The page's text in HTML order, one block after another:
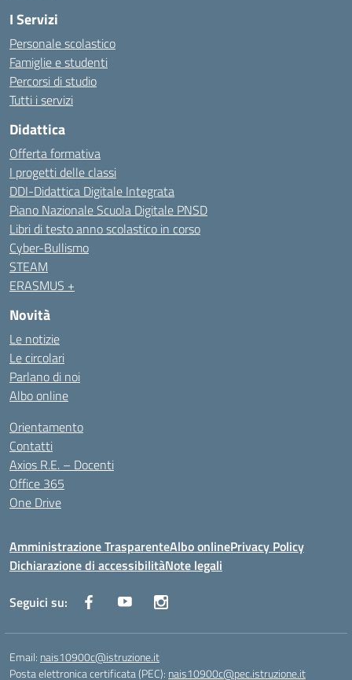
I Servizi
Personale scolastico
Famiglie e studenti
Percorsi di studio
Tutti i servizi
Didattica
Offerta formativa
I progetti delle classi
DDI-Didattica Digitale Integrata
Piano Nazionale Scuola Digitale PNSD
Libri di testo anno scolastico in corso
Cyber-Bullismo
STEAM
ERASMUS +
Novità
Le notizie
Le circolari
Parlano di noi
Albo online
Orientamento
Contatti
Axios R.E. – Docenti
Office 365
One Drive
Amministrazione TrasparenteAlbo onlinePrivacy Policy
Dichiarazione di accessibilitàNote legali
Seguici su:
Email: nais10900c@istruzione.it
Posta elettronica certificata (PEC): nais10900c@pec.istruzione.it